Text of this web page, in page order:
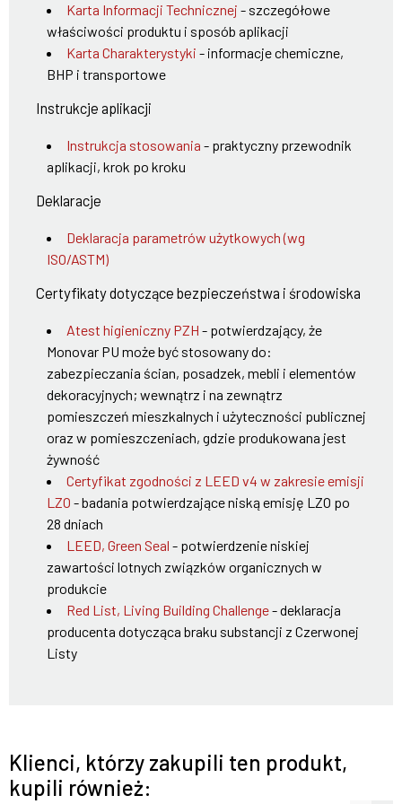
Karta Informacji Technicznej - szczegółowe
właściwości produktu i sposób aplikacji
Karta Charakterystyki - informacje chemiczne,
BHP i transportowe
Instrukcje aplikacji
Instrukcja stosowania - praktyczny przewodnik
aplikacji, krok po kroku
Deklaracje
Deklaracja parametrów użytkowych (wg
ISO/ASTM)
Certyfikaty dotyczące bezpieczeństwa i środowiska
Atest higieniczny PZH - potwierdzający, że
Monovar PU może być stosowany do:
zabezpieczania ścian, posadzek, mebli i elementów
dekoracyjnych; wewnątrz i na zewnątrz
pomieszczeń mieszkalnych i użyteczności publicznej
oraz w pomieszczeniach, gdzie produkowana jest
żywność
Certyfikat zgodności z LEED v4 w zakresie emisji
LZO - badania potwierdzające niską emisję LZO po
28 dniach
LEED, Green Seal - potwierdzenie niskiej
zawartości lotnych związków organicznych w
produkcie
Red List, Living Building Challenge- deklaracja
producenta dotycząca braku substancji z Czerwonej
Listy
Klienci, którzy zakupili ten produkt,
kupili również: